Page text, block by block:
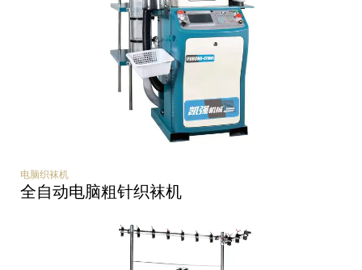
电脑织袜机
全自动电脑粗针织袜机